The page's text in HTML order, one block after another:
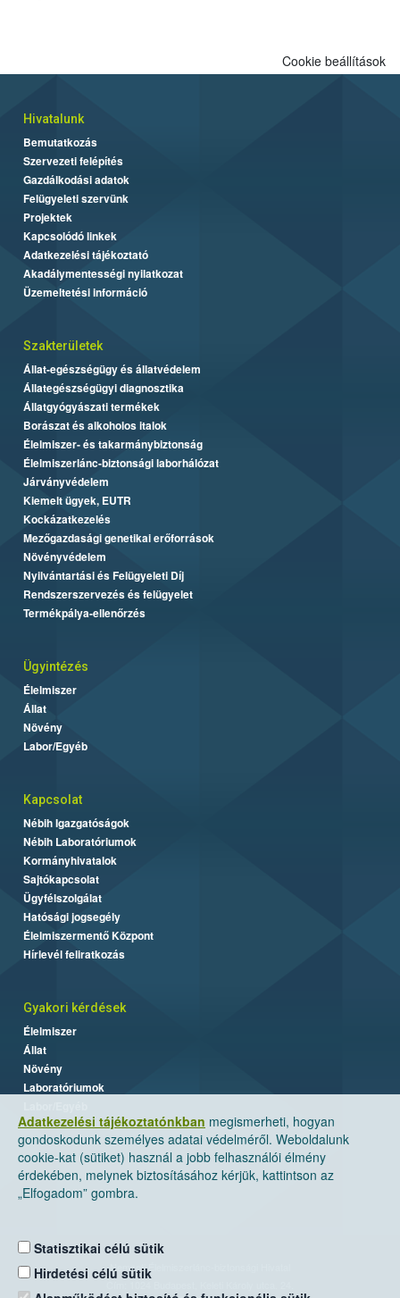
Adatkezelési tájékoztatónkban megismerheti, hogyan
gondoskodunk személyes adatai védelméről. Weboldalunk
cookie-kat (sütiket) használ a jobb felhasználói élmény
érdekében, melynek biztosításához kérjük, kattintson az
„Elfogadom” gombra.
Statisztikai célú sütik
Hirdetési célú sütik
Cookie beállítások
Hivatalunk
Bemutatkozás
Szervezeti felépítés
Gazdálkodási adatok
Felügyeleti szervünk
Projektek
Kapcsolódó linkek
Adatkezelési tájékoztató
Akadálymentességi nyilatkozat
Üzemeltetési információ
Szakterületek
Állat-egészségügy és állatvédelem
Állategészségügyi diagnosztika
Állatgyógyászati termékek
Borászat és alkoholos italok
Élelmiszer- és takarmánybiztonság
Élelmiszerlánc-biztonsági laborhálózat
Járványvédelem
Kiemelt ügyek, EUTR
Kockázatkezelés
Mezőgazdasági genetikai erőforrások
Növényvédelem
Nyilvántartási és Felügyeleti Díj
Rendszerszervezés és felügyelet
Termékpálya-ellenőrzés
Ügyintézés
Élelmiszer
Állat
Növény
Labor/Egyéb
Kapcsolat
Nébih Igazgatóságok
Nébih Laboratóriumok
Kormányhivatalok
Sajtókapcsolat
Ügyfélszolgálat
Hatósági jogsegély
Élelmiszermentő Központ
Hírlevél feliratkozás
Gyakori kérdések
Élelmiszer
Állat
Növény
Laboratóriumok
Nemzeti Élelmiszerlánc-biztonsági Hivatal